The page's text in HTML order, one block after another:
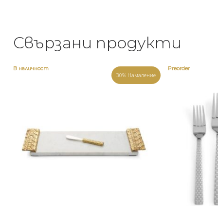
Свързани продукти
В наличност
30% Намаление
Preorder